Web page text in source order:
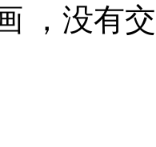
，没有